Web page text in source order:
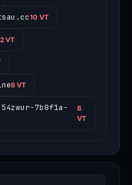
10 VT
VT
8 VT
7b8f1a-
8
VT